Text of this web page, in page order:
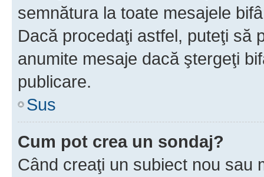
semnătura la toate mesajele
Dacă procedaţi astfel, puteţi să
anumite mesaje dacă ştergeţi
publicare.
Sus
Cum pot crea un sondaj?
Când creaţi un subiect nou sau